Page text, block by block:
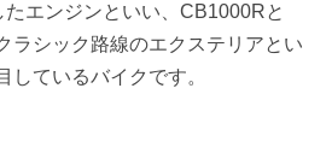
エンジンといい、CB1000Rと
ラシック路線のエクステリアとい
しているバイクです。